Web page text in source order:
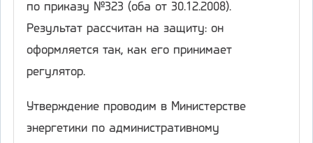
по приказу №323 (оба от 30.12.2008).
Результат рассчитан на защиту: он
оформляется так, как его принимает
регулятор.
Утверждение проводим в Министерстве
энергетики по административному